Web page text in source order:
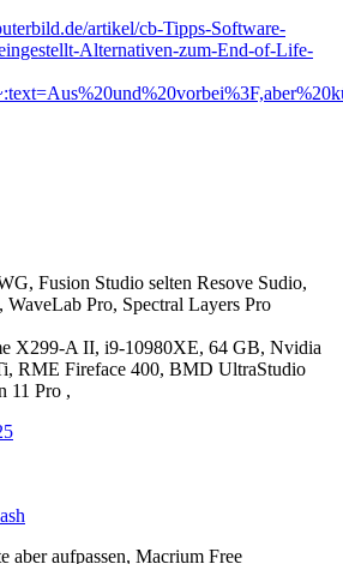
artikel/cb-Tipps-Software-
Alternativen-zum-End-of-Life-
Fusion Studio selten Resove Sudio,
WaveLab Pro, Spectral Layers Pro
X299-A II, i9-10980XE, 64 GB, Nvidia
RME Fireface 400, BMD UltraStudio
11 Pro ,
aber aufpassen, Macrium Free